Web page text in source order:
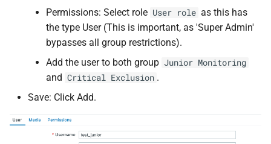
Permissions: Select role User role as this has
the type User (This is important, as 'Super Admin'
bypasses all group restrictions).
Add the user to both group Junior Monitoring
and Critical Exclusion .
Save: Click Add.